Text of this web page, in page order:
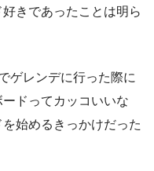
きであったことは明ら
ゲレンデに行った際に
ドってカッコいいな
始めるきっかけだった